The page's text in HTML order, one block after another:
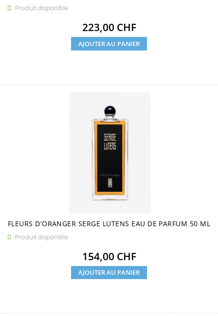
 Produit disponible
Prix
223,00 CHF
AJOUTER AU PANIER
FLEURS D'ORANGER SERGE LUTENS EAU DE PARFUM 50 ML
 Produit disponible
Prix
154,00 CHF
AJOUTER AU PANIER